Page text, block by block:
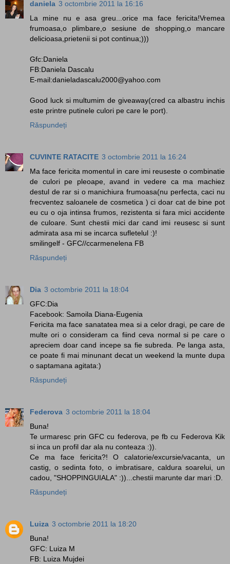
daniela 3 octombrie 2011 la 16:16
La mine nu e asa greu...orice ma face fericita!Vremea
frumoasa,o plimbare,o sesiune de shopping,o mancare
delicioasa,prietenii si pot continua;)))
Gfc:Daniela
FB:Daniela Dascalu
E-mail:danieladascalu2000@yahoo.com
Good luck si multumim de giveaway(cred ca albastru inchis
este printre putinele culori pe care le port).
Răspundeți
CUVINTE RATACITE 3 octombrie 2011 la 16:24
Ma face fericita momentul in care imi reuseste o combinatie
de culori pe pleoape, avand in vedere ca ma machiez
destul de rar si o manichiura frumoasa(nu perfecta, caci nu
frecventez saloanele de cosmetica ) ci doar cat de bine pot
eu cu o oja intinsa frumos, rezistenta si fara mici accidente
de culoare. Sunt chestii mici dar cand imi reusesc si sunt
admirata asa mi se incarca sufletelul :)!
smilingelf - GFC//ccarmenelena FB
Răspundeți
Dia 3 octombrie 2011 la 18:04
GFC:Dia
Facebook: Samoila Diana-Eugenia
Fericita ma face sanatatea mea si a celor dragi, pe care de
multe ori o consideram ca fiind ceva normal si pe care o
apreciem doar cand incepe sa fie subreda. Pe langa asta,
ce poate fi mai minunant decat un weekend la munte dupa
o saptamana agitata:)
Răspundeți
Federova 3 octombrie 2011 la 18:04
Buna!
Te urmaresc prin GFC cu federova, pe fb cu Federova Kik
si inca un profil dar ala nu conteaza :)).
Ce ma face fericita?! O calatorie/excursie/vacanta, un
castig, o sedinta foto, o imbratisare, caldura soarelui, un
cadou, "SHOPPINGUIALA" :))...chestii marunte dar mari :D.
Răspundeți
Luiza 3 octombrie 2011 la 18:20
Buna!
GFC: Luiza M
FB: Luiza Mujdei